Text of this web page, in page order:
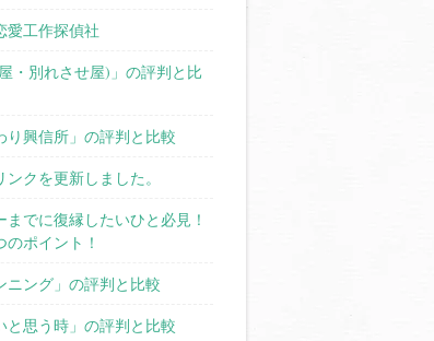
愛工作探偵社
・別れさせ屋)」の評判と比
り興信所」の評判と比較
クを更新しました。
でに復縁したいひと必見！
ポイント！
ニング」の評判と比較
と思う時」の評判と比較